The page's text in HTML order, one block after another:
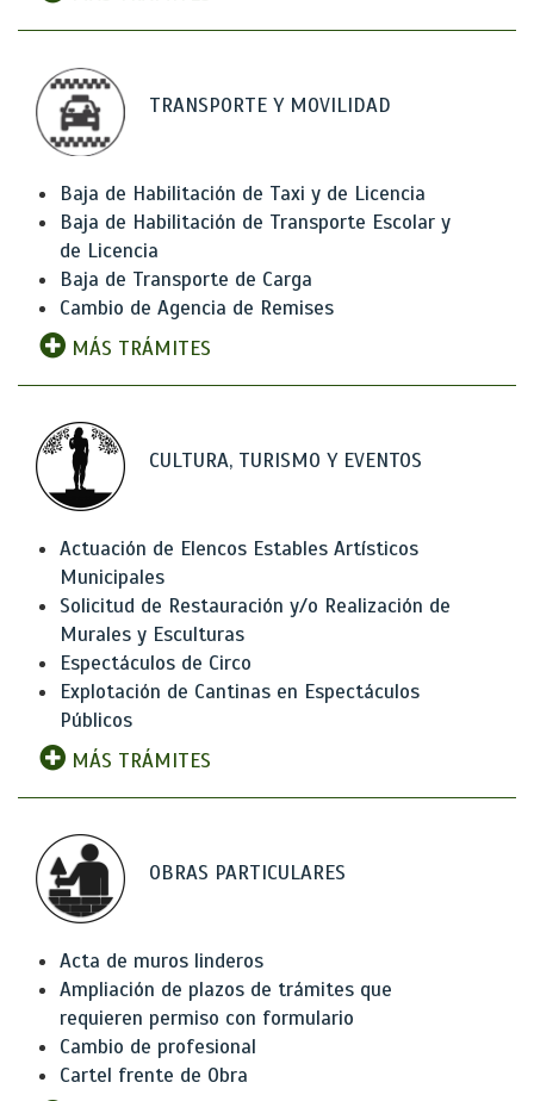
TRANSPORTE Y MOVILIDAD
Baja de Habilitación de Taxi y de Licencia
Baja de Habilitación de Transporte Escolar y
de Licencia
Baja de Transporte de Carga
Cambio de Agencia de Remises
MÁS TRÁMITES
CULTURA, TURISMO Y EVENTOS
Actuación de Elencos Estables Artísticos
Municipales
Solicitud de Restauración y/o Realización de
Murales y Esculturas
Espectáculos de Circo
Explotación de Cantinas en Espectáculos
Públicos
MÁS TRÁMITES
OBRAS PARTICULARES
Acta de muros linderos
Ampliación de plazos de trámites que
requieren permiso con formulario
Cambio de profesional
Cartel frente de Obra